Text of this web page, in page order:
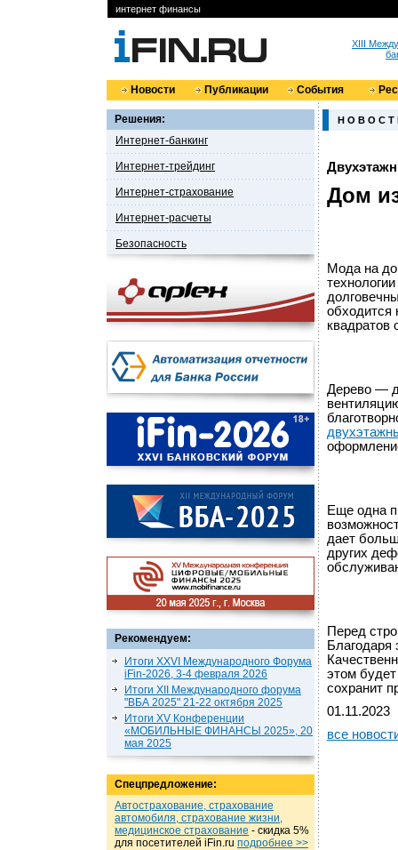
интернет финансы
XIII
Новости Публикации События
Решения:
Интернет-банкинг
Интернет-трейдинг
Интернет-страхование
Интернет-расчеты
Безопасность
Рекомендуем:
Итоги XXVI Международного Форума
iFin-2026, 3-4 февраля 2026
Итоги XII Международного форума
"ВБА 2025" 21-22 октября 2025
Итоги XV Конференции
«МОБИЛЬНЫЕ ФИНАНСЫ 2025», 20
мая 2025
Спецпредложение:
Автострахование, страхование
автомобиля, страхование жизни,
медицинское страхование - cкидка 5%
для посетителей iFin.ru подробнеe >>
Н О В О С Т
Дом
Мода на
обходится
квадратов
Дерево —
Еще одна
дает
других
Перед
этом
сохранит
01.11.2023
все